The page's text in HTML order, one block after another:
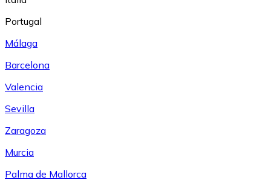
Portugal
Málaga
Barcelona
Valencia
Sevilla
Zaragoza
Murcia
Palma de Mallorca